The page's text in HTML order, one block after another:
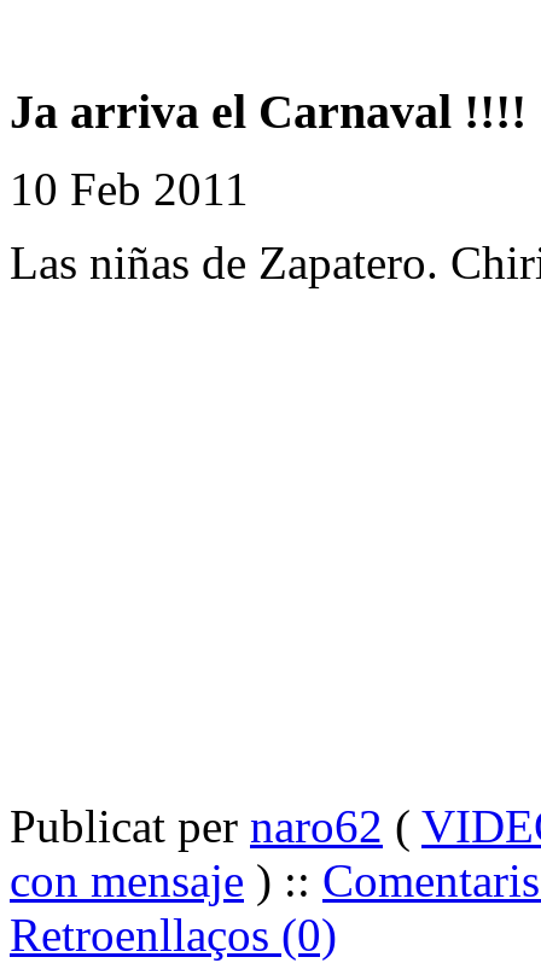
Ja arriva el Carnaval !!!!
10 Feb 2011
Las niñas de Zapatero.
Publicat per naro62 (
con mensaje ) ::
Retroenllaços (0)